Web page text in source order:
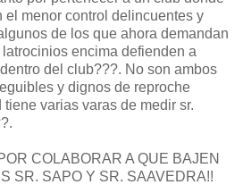
el menor control delincuentes y
de los que ahora demandan
encima defienden a
del club???. No son ambos
y dignos de reproche
varias varas de medir sr.
COLABORAR A QUE BAJEN
SR. SAPO Y SR. SAAVEDRA!!